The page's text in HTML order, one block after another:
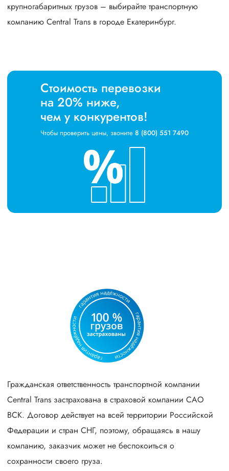
крупногабаритных грузов – выбирайте транспортную
компанию Central Trans в городе Екатеринбург.
Стоимость перевозки
на 20% ниже,
чем у конкурентов!
Чтобы проверить цены, звоните 8 (800) 551 7490
Гражданская ответственность транспортной компании
Central Trans застрахована в страховой компании САО
ВСК. Договор действует на всей территории Российской
Федерации и стран СНГ, поэтому, обращаясь в нашу
компанию, заказчик может не беспокоиться о
сохранности своего груза.